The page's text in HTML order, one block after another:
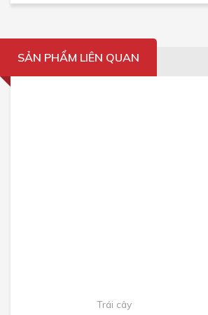
SẢN PHẨM LIÊN QUAN
Trái cây